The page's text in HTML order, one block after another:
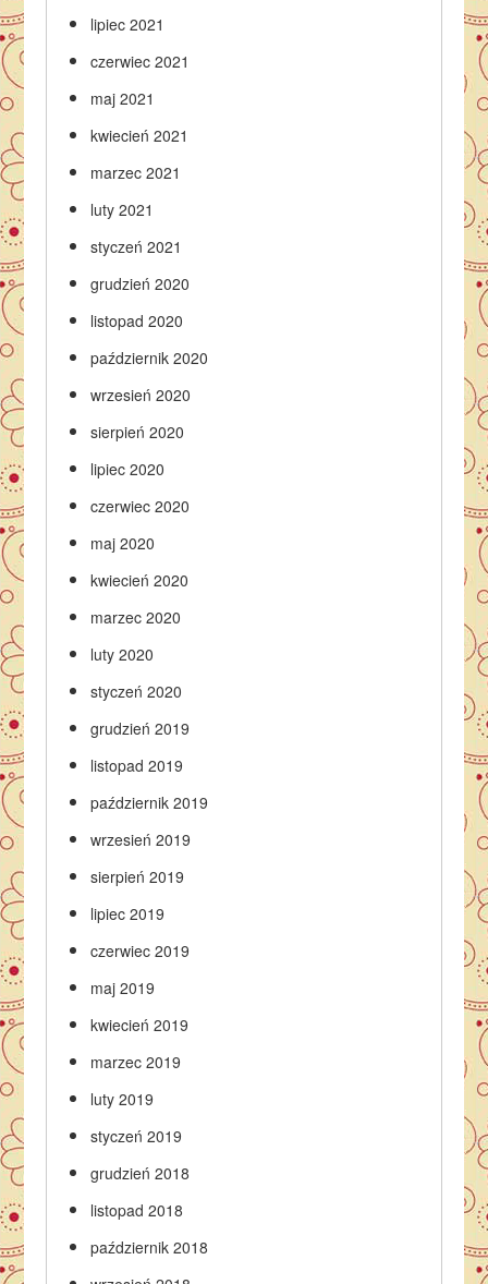
lipiec 2021
czerwiec 2021
maj 2021
kwiecień 2021
marzec 2021
luty 2021
styczeń 2021
grudzień 2020
listopad 2020
październik 2020
wrzesień 2020
sierpień 2020
lipiec 2020
czerwiec 2020
maj 2020
kwiecień 2020
marzec 2020
luty 2020
styczeń 2020
grudzień 2019
listopad 2019
październik 2019
wrzesień 2019
sierpień 2019
lipiec 2019
czerwiec 2019
maj 2019
kwiecień 2019
marzec 2019
luty 2019
styczeń 2019
grudzień 2018
listopad 2018
październik 2018